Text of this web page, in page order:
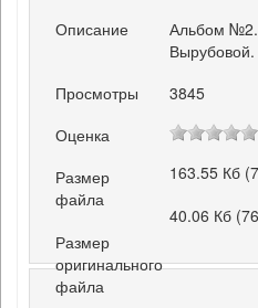
Описание
Альбом
Вырубовой.
Просмотры
3845
Оценка
Размер
файла
163.55 Кб
Размер
оригинального
файла
40.06 Кб